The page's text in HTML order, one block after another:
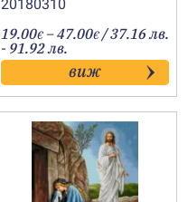
20180310
19.00€ –47.00€Price
range:
19.00€
through
47.00€
/ 37.16 лв.
- 91.92 лв.
виж